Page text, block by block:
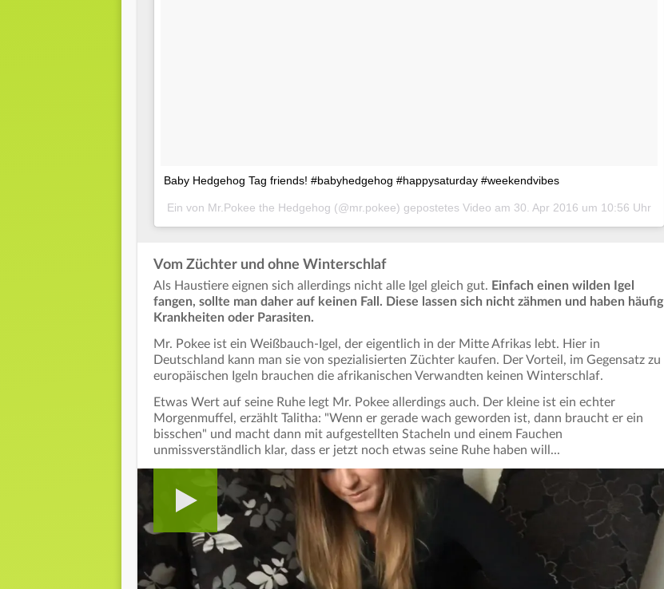
Baby Hedgehog Tag friends! #babyhedgehog #happysaturday #weekendvibes
Ein von Mr.Pokee the Hedgehog (@mr.pokee) gepostetes Video am 30. Apr 2016 um 10:56 Uhr
Vom Züchter und ohne Winterschlaf
Als Haustiere eignen sich allerdings nicht alle Igel gleich gut. Einfach einen wilden Igel
fangen, sollte man daher auf keinen Fall. Diese lassen sich nicht zähmen und haben häufig
Krankheiten oder Parasiten.
Mr. Pokee ist ein Weißbauch-Igel, der eigentlich in der Mitte Afrikas lebt. Hier in
Deutschland kann man sie von spezialisierten Züchter kaufen. Der Vorteil, im Gegensatz zu
europäischen Igeln brauchen die afrikanischen Verwandten keinen Winterschlaf.
Etwas Wert auf seine Ruhe legt Mr. Pokee allerdings auch. Der kleine ist ein echter
Morgenmuffel, erzählt Talitha: "Wenn er gerade wach geworden ist, dann braucht er ein
bisschen" und macht dann mit aufgestellten Stacheln und einem Fauchen
unmissverständlich klar, dass er jetzt noch etwas seine Ruhe haben will...